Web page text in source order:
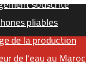
souscrite
pliables
de la production
de l’eau au Maroc